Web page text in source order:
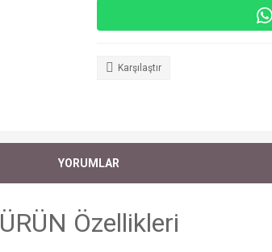
Karşılaştır
YORUMLAR
ÜRÜN Özellikleri